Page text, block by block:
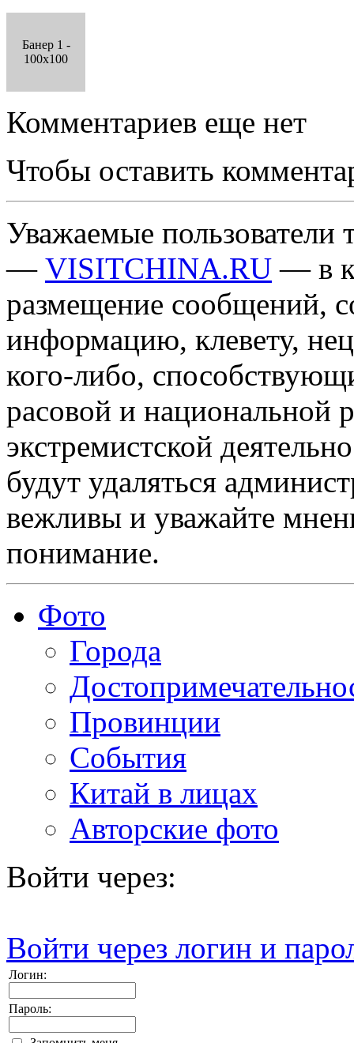
Банер 1 -
100x100
Комментариев еще нет
Чтобы оставить
Уважаемые пользователи
— VISITCHINA.RU — в
размещение сообщений,
информацию, клевету,
кого-либо,
расовой и национальной
экстремистской
будут удаляться
вежливы и уважайте
понимание.
Фото
Города
Провинции
События
Китай в лицах
Авторские фото
Войти через:
Войти через логин и
Логин:
Пароль: